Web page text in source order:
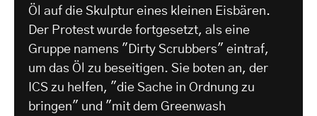
Öl auf die Skulptur eines kleinen Eisbären.
Der Protest wurde fortgesetzt, als eine
Gruppe namens "Dirty Scrubbers" eintraf,
um das Öl zu beseitigen. Sie boten an, der
ICS zu helfen, "die Sache in Ordnung zu
bringen" und "mit dem Greenwash